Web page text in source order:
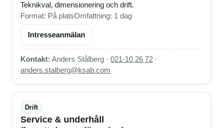
Teknikval, dimensionering och drift.
Format: På platsOmfattning: 1 dag
Intresseanmälan
Kontakt: Anders Stålberg · 021-10 26 72 ·
anders.stalberg@ksab.com
Drift
Service & underhåll